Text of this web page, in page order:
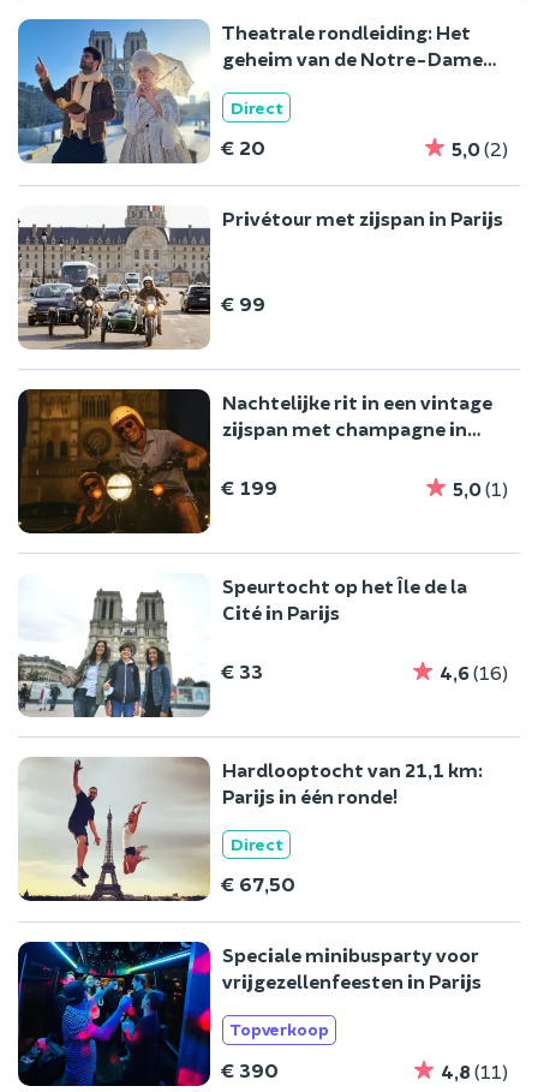
Theatrale rondleiding: Het
geheim van de Notre-Dame
Direct
€ 20 5,0(2)
Privétour met zijspan in Parijs
€ 99
Nachtelijke rit in een vintage
zijspan met champagne in
€ 199 5,0(1)
Speurtocht op het Île de la
Cité in Parijs
€ 33 4,6(16)
Hardlooptocht van 21,1 km:
Parijs in één ronde!
Direct
€ 67,50
Speciale minibusparty voor
vrijgezellenfeesten in Parijs
Topverkoop
€ 390 4,8 (11)